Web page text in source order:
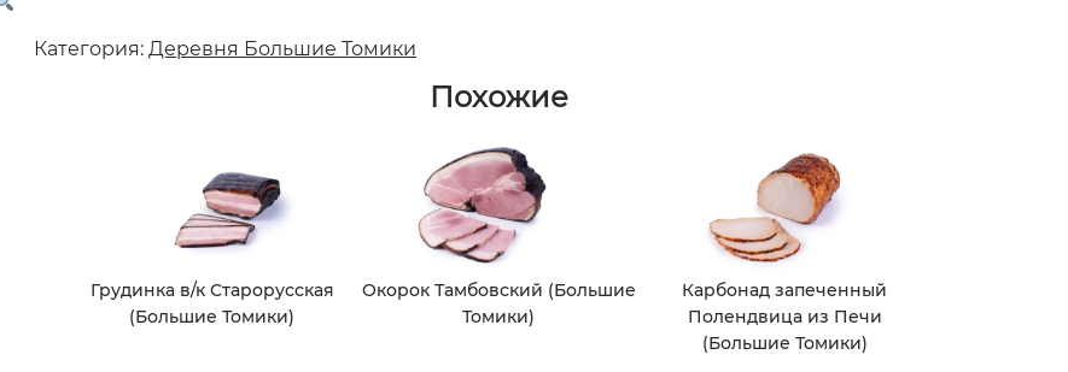
Категория: Деревня Большие Томики
Похожие
Грудинка в/к Старорусская
(Большие Томики)
Окорок Тамбовский (Большие
Томики)
Карбонад запеченный
Полендвица из Печи
(Большие Томики)